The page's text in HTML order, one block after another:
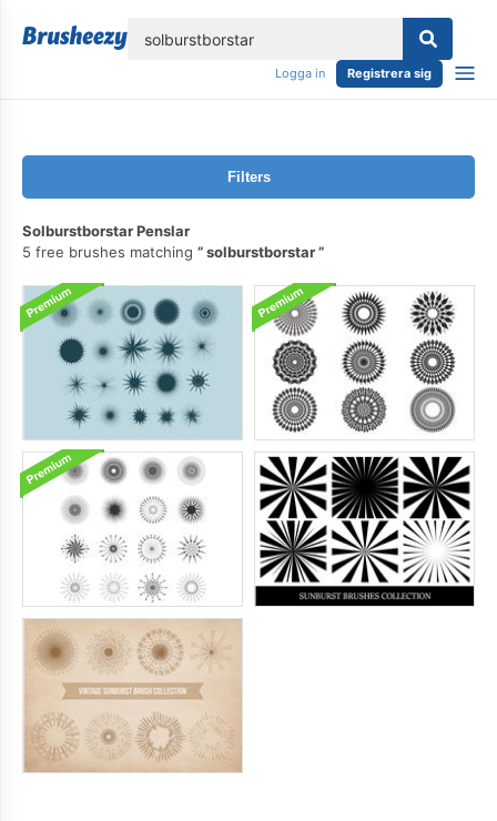
Logga in Registrera sig
Filters
Solburstborstar Penslar
5 free brushes matching
solburstborstar